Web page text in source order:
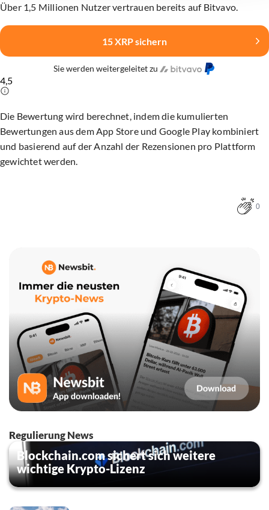
Über 1,5 Millionen Nutzer vertrauen bereits auf Bitvavo.
15 XRP sichern
Sie werden weitergeleitet zu
4,5
Die Bewertung wird berechnet, indem die kumulierten
Bewertungen aus dem App Store und Google Play kombiniert
und basierend auf der Anzahl der Rezensionen pro Plattform
gewichtet werden.
0
Regulierung News
Blockchain.com sichert sich weitere
wichtige Krypto-Lizenz